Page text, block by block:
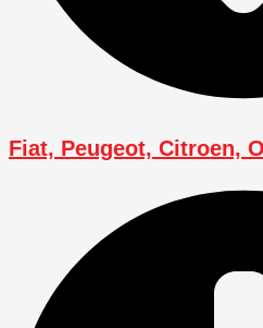
Fiat, Peugeot, Citroen,